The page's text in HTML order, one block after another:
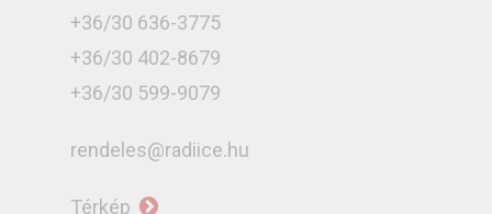
+36/30 636-3775
+36/30 402-8679
+36/30 599-9079
rendeles@radiice.hu
Térkép